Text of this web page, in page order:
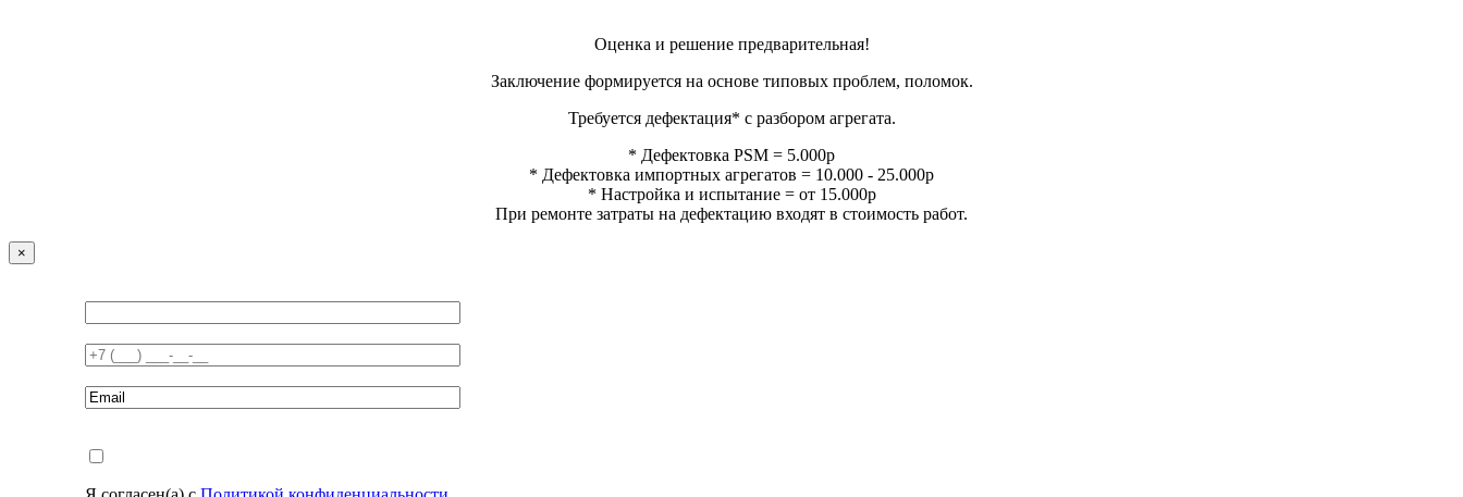
Оценка и решение предварительная!
Заключение формируется на основе типовых проблем, поломок.
Требуется дефектация* с разбором агрегата.
* Дефектовка PSM = 5.000р
* Дефектовка импортных агрегатов = 10.000 - 25.000р
* Настройка и испытание = от 15.000р
При ремонте затраты на дефектацию входят в стоимость работ.
×